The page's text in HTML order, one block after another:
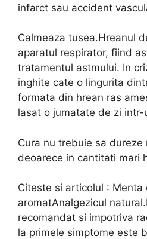
infarct sau accident
Calmeaza tusea.Hreanul
aparatul respirator, fiind
tratamentul astmului. In
inghite cate o lingurita
formata din hrean ras
lasat o jumatate de zi intr-
Cura nu trebuie sa
deoarece in cantitati mari
Citeste si articolul : Menta
aromatAnalgezicul
recomandat si impotriva
la primele simptome este